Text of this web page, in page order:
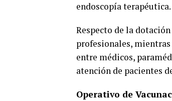
endoscopía terapéutica.
Respecto de la
profesionales,
entre médicos,
atención de pacientes
Operativo de